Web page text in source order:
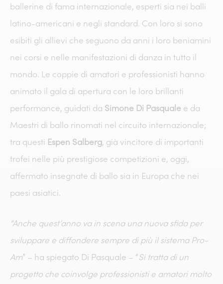
ballerine di fama internazionale, esperti sia nei balli
latino-americani e negli standard. Con loro si sono
esibiti gli allievi che seguono da anni i loro beniamini
nei corsi e nelle manifestazioni di danza in tutto il
mondo. Le coppie di amatori e professionisti hanno
animato il gala di apertura con le loro brillanti
performance, guidati da Simone Di Pasquale e da
Maestri di ballo rinomati nel circuito internazionale;
tra questi Espen Salberg, già vincitore di importanti
trofei nelle più prestigiose competizioni e, oggi,
affermato insegnate di ballo sia in Europa che nei
paesi asiatici.
“Anche quest’anno va in scena una nuova sfida per
sviluppare e diffondere sempre di più il sistema Pro-
Am” – ha spiegato Di Pasquale – “Si tratta di un
progetto che coinvolge professionisti e amatori molto